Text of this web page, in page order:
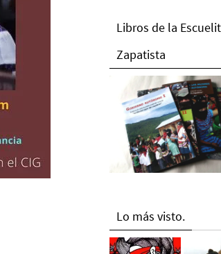
Libros de la
Zapatista
Lo más visto.